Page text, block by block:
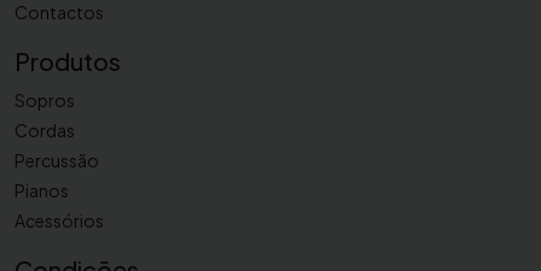
Contactos
Produtos
Sopros
Cordas
Percussão
Pianos
Acessórios